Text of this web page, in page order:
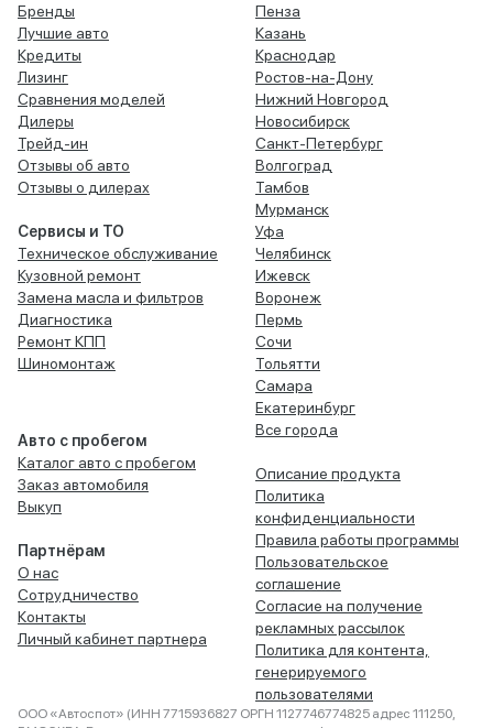
Бренды
Лучшие авто
Кредиты
Лизинг
Сравнения моделей
Дилеры
Трейд-ин
Отзывы об авто
Отзывы о дилерах
Сервисы и ТО
Техническое обслуживание
Кузовной ремонт
Замена масла и фильтров
Диагностика
Ремонт КПП
Шиномонтаж
Авто с пробегом
Каталог авто с пробегом
Заказ автомобиля
Выкуп
Партнёрам
О нас
Сотрудничество
Контакты
Личный кабинет партнера
Пенза
Казань
Краснодар
Ростов-на-Дону
Нижний Новгород
Новосибирск
Санкт-Петербург
Волгоград
Тамбов
Мурманск
Уфа
Челябинск
Ижевск
Воронеж
Пермь
Сочи
Тольятти
Самара
Екатеринбург
Все города
Описание продукта
Политика
конфиденциальности
Правила работы программы
Пользовательское
соглашение
Согласие на получение
рекламных рассылок
Политика для контента,
генерируемого
пользователями
ООО «Автоспот» (ИНН 7715936827 ОРГН 1127746774825 адрес 111250,